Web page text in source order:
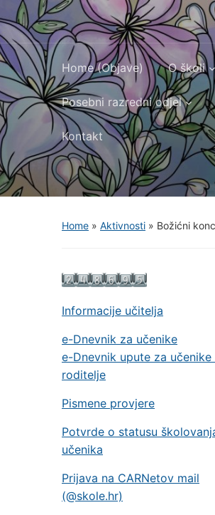
Home (Objave) O školi
Posebni razredni odjel
Kontakt
Home » Aktivnosti » Božićni
Informacije učitelja
e-Dnevnik za učenike
e-Dnevnik upute za učenike
roditelje
Pismene provjere
Potvrde o statusu
učenika
Prijava na CARNetov mail
(@skole.hr)